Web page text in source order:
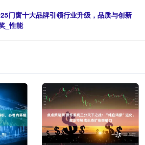
门窗十大品牌引领行业升级，品质与创新
_性能